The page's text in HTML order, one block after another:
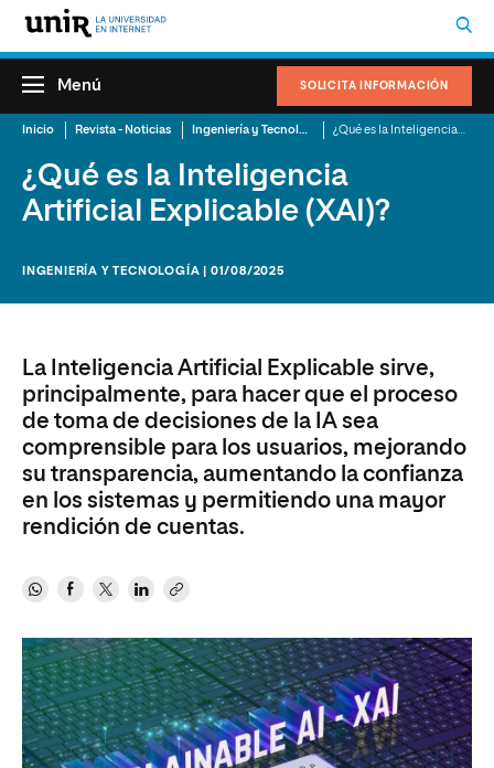
SOLICITA INFORMACIÓN
Menú
Inicio Revista - Noticias Ingeniería y Tecnología
¿Qué es la Inteligencia
Artificial Explicable (XAI)?
INGENIERÍA Y TECNOLOGÍA | 01/08/2025
La Inteligencia Artificial Explicable sirve,
principalmente, para hacer que el proceso
de toma de decisiones de la IA sea
comprensible para los usuarios, mejorando
su transparencia, aumentando la confianza
en los sistemas y permitiendo una mayor
rendición de cuentas.